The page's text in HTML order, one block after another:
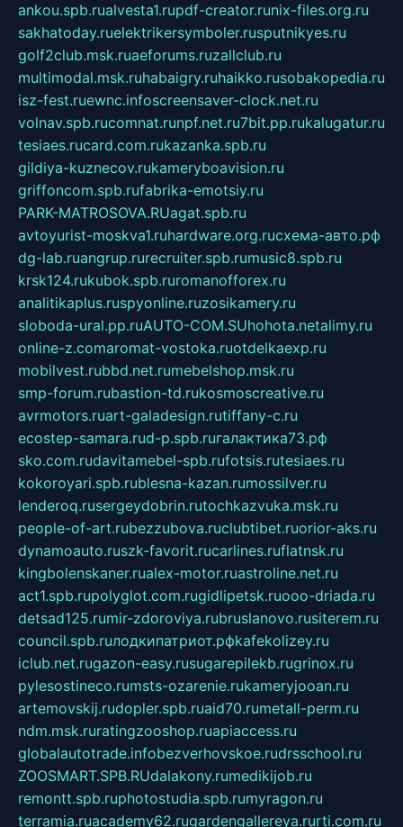
ankou.spb.rualvesta1.rupdf-creator.runix-files.org.ru
sakhatoday.ruelektrikersymboler.rusputnikyes.ru
golf2club.msk.ruaeforums.ruzallclub.ru
multimodal.msk.ruhabaigry.ruhaikko.rusobakopedia.ru
isz-fest.ruewnc.infoscreensaver-clock.net.ru
volnav.spb.rucomnat.runpf.net.ru7bit.pp.rukalugatur.ru
tesiaes.rucard.com.rukazanka.spb.ru
gildiya-kuznecov.rukameryboavision.ru
griffoncom.spb.rufabrika-emotsiy.ru
PARK-MATROSOVA.RUagat.spb.ru
avtoyurist-moskva1.ruhardware.org.ruсхема-авто.рф
dg-lab.ruangrup.rurecruiter.spb.rumusic8.spb.ru
krsk124.rukubok.spb.ruromanofforex.ru
analitikaplus.ruspyonline.ruzosikamery.ru
sloboda-ural.pp.ruAUTO-COM.SUhohota.netalimy.ru
online-z.comaromat-vostoka.ruotdelkaexp.ru
mobilvest.rubbd.net.rumebelshop.msk.ru
smp-forum.rubastion-td.rukosmoscreative.ru
avrmotors.ruart-galadesign.rutiffany-c.ru
ecostep-samara.rud-p.spb.ruгалактика73.рф
sko.com.rudavitamebel-spb.rufotsis.rutesiaes.ru
kokoroyari.spb.rublesna-kazan.rumossilver.ru
lenderoq.rusergeydobrin.rutochkazvuka.msk.ru
people-of-art.rubezzubova.ruclubtibet.ruorior-aks.ru
dynamoauto.ruszk-favorit.rucarlines.ruflatnsk.ru
kingbolenskaner.rualex-motor.ruastroline.net.ru
act1.spb.rupolyglot.com.rugidlipetsk.ruooo-driada.ru
detsad125.rumir-zdoroviya.rubruslanovo.rusiterem.ru
council.spb.ruлодкипатриот.рфkafekolizey.ru
iclub.net.rugazon-easy.rusugarepilekb.rugrinox.ru
pylesostineco.rumsts-ozarenie.rukameryjooan.ru
artemovskij.rudopler.spb.ruaid70.rumetall-perm.ru
ndm.msk.ruratingzooshop.ruapiaccess.ru
globalautotrade.infobezverhovskoe.rudrsschool.ru
ZOOSMART.SPB.RUdalakony.rumedikijob.ru
remontt.spb.ruphotostudia.spb.rumyragon.ru
terramia.ruacademy62.rugardengallereya.rurti.com.ru